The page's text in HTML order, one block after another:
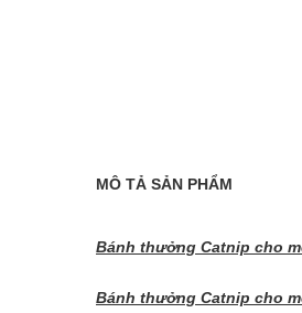
MÔ TẢ SẢN PHẨM
Bánh thưởng Catnip cho
Bánh thưởng Catnip cho